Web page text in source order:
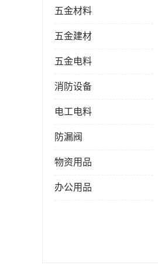
五金材料
五金建材
五金电料
消防设备
电工电料
防漏阀
物资用品
办公用品